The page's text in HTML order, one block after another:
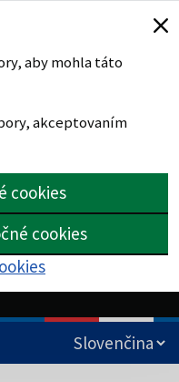
aby mohla táto
akceptovaním
cookies
cookies